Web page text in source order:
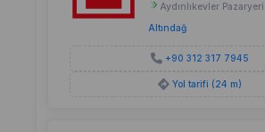
Aydınlıkevler Pazaryeri
Altındağ
+90 312 317 7945
Yol tarifi (24 m)